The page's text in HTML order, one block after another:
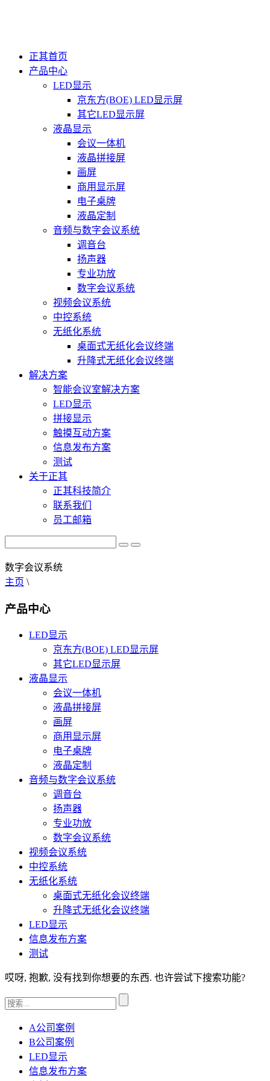
正其首页
产品中心
LED显示
京东方(BOE) LED显示屏
其它LED显示屏
液晶显示
会议一体机
液晶拼接屏
画屏
商用显示屏
电子桌牌
液晶定制
音频与数字会议系统
调音台
扬声器
专业功放
数字会议系统
视频会议系统
中控系统
无纸化系统
桌面式无纸化会议终端
升降式无纸化会议终端
解决方案
智能会议室解决方案
LED显示
拼接显示
触摸互动方案
信息发布方案
测试
关于正其
正其科技简介
联系我们
员工邮箱
数字会议系统
主页 \
产品中心
LED显示
京东方(BOE) LED显示屏
其它LED显示屏
液晶显示
会议一体机
液晶拼接屏
画屏
商用显示屏
电子桌牌
液晶定制
音频与数字会议系统
调音台
扬声器
专业功放
数字会议系统
视频会议系统
中控系统
无纸化系统
桌面式无纸化会议终端
升降式无纸化会议终端
LED显示
信息发布方案
测试
哎呀, 抱歉, 没有找到你想要的东西. 也许尝试下搜索功能?
A公司案例
B公司案例
LED显示
信息发布方案